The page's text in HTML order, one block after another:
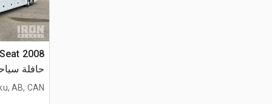
Seat
حافلة
AB, CAN